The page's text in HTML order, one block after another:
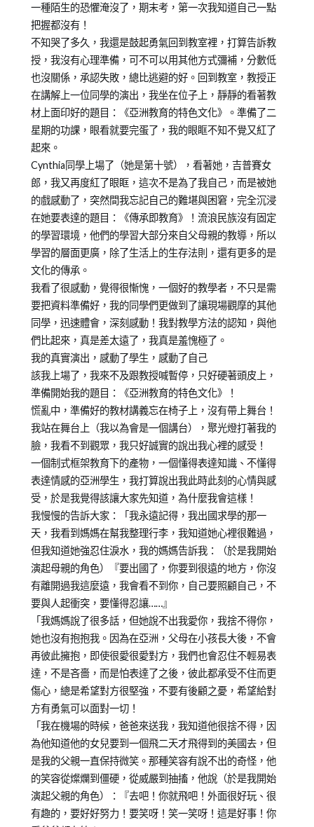
一種陌生的恐懼淹沒了，期末考，第一次我知道自己一點
把握都沒有！
不知哭了多久，我還是鼓起勇氣回到教室裡，打算告訴教
授，我沒有心理準備，可不可以用其他方式彌補，分數低
也沒關係，承認失敗，總比逃避的好。回到教室，教授正
在講解上一位同學的演出，我坐在位子上，靜靜的看著教
材上面印好的題目：《亞洲教育的特色文化》。準備了二
星期的功課，眼看就要完蛋了，我的眼眶不知不覺又紅了
起來。
Cynthia同學上場了（她是第十號），看著她，吉普賽女
郎，我又再度紅了眼眶，這次不是為了我自己，而是被她
的戲感動了，突然間我忘記自己的難堪與困窘，完全沉浸
在她要表達的題目：《傳承即教育》！流浪民族沒有固定
的學習環境，他們的學習大部分來自父母親的教導，所以
學習的層面更廣，除了生活上的生存法則，還有更多的是
文化的傳承。
我看了很感動，覺得很慚愧，一個好的教學者，不只是需
要把資料準備好，我的同學們更做到了讓現場觀摩的其他
同學，迅速體會，深刻感動！我對教學方法的認知，與他
們比起來，真是差太遠了，我真是羞愧極了。
我的真實演出，感動了學生，感動了自己
該我上場了，我來不及跟教授喊暫停，只好硬著頭皮上，
準備開始我的題目：《亞洲教育的特色文化》！
慌亂中，準備好的教材講義忘在椅子上，沒有帶上舞台！
我站在舞台上（我以為會是一個講台），聚光燈打著我的
臉，我看不到觀眾，我只好誠實的說出我心裡的感受！
一個制式框架教育下的產物，一個懂得表達知識、不懂得
表達情感的亞洲學生，我打算說出我此時此刻的心情與感
受，於是我覺得該讓大家先知道，為什麼我會這樣！
我慢慢的告訴大家：「我永遠記得，我出國求學的那一
天，我看到媽媽在幫我整理行李，我知道她心裡很難過，
但我知道她強忍住淚水，我的媽媽告訴我：（於是我開始
演起母親的角色）『要出國了，你要到很遠的地方，你沒
有離開過我這麼遠，我會看不到你，自己要照顧自己，不
要與人起衝突，要懂得忍讓……』
「我媽媽說了很多話，但她說不出我愛你，我捨不得你，
她也沒有抱抱我。因為在亞洲，父母在小孩長大後，不會
再彼此擁抱，即使很愛很愛對方，我們也會忍住不輕易表
達，不是吝嗇，而是怕表達了之後，彼此都承受不住而更
傷心，總是希望對方很堅強，不要有後顧之憂，希望給對
方有勇氣可以面對一切！
「我在機場的時候，爸爸來送我，我知道他很捨不得，因
為他知道他的女兒要到一個飛二天才飛得到的美國去，但
是我的父親一直保持微笑。那種笑容有說不出的奇怪，他
的笑容從燦爛到僵硬，從威嚴到抽搐，他說（於是我開始
演起父親的角色）：『去吧！你就飛吧！外面很好玩、很
有趣的，要好好努力！要笑呀！笑一笑呀！這是好事！你